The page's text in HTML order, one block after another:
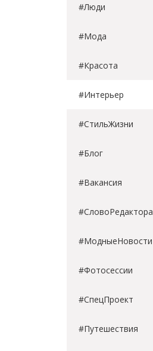
#Люди
#Мода
#Красота
#Интерьер
#СтильЖизни
#Блог
#Вакансия
#СловоРедактора
#МодныеНовости
#Фотосессии
#СпецПроект
#Путешествия